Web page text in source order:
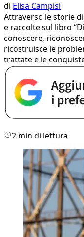
di Elisa Campisi
Attraverso le storie
e raccolte sul libro
conoscere,
ricostruisce le
trattate e le
2 min di lettura